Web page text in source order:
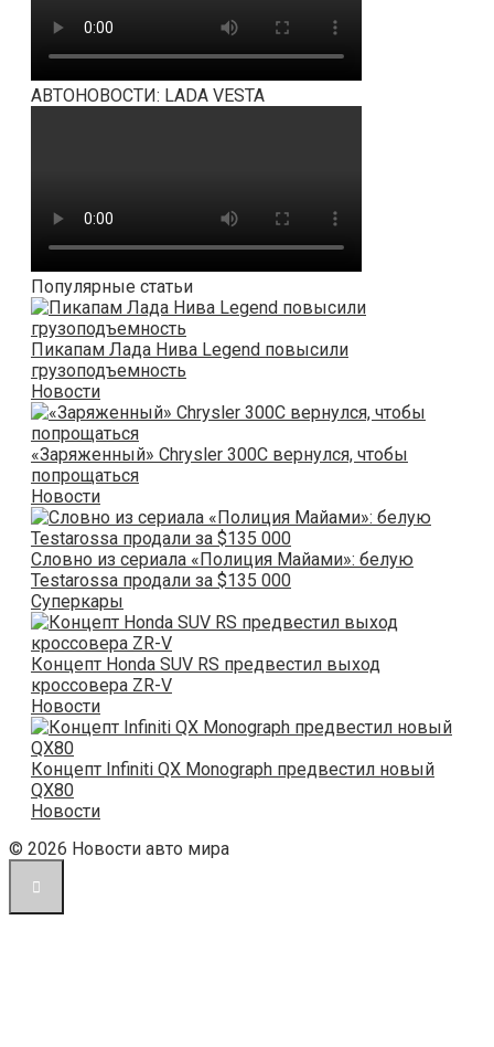
АВТОНОВОСТИ: LADA VESTA
Популярные статьи
Пикапам Лада Нива Legend повысили
грузоподъемность
Новости
«Заряженный» Chrysler 300C вернулся, чтобы
попрощаться
Новости
Словно из сериала «Полиция Майами»: белую
Testarossa продали за $135 000
Суперкары
Концепт Honda SUV RS предвестил выход
кроссовера ZR-V
Новости
Концепт Infiniti QX Monograph предвестил новый
QX80
Новости
© 2026 Новости авто мира